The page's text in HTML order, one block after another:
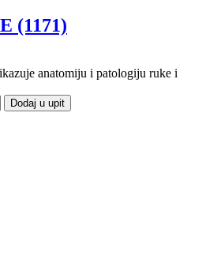
(1171)
anatomiju i patologiju ruke i
Dodaj u upit